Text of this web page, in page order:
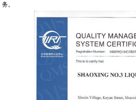
务。